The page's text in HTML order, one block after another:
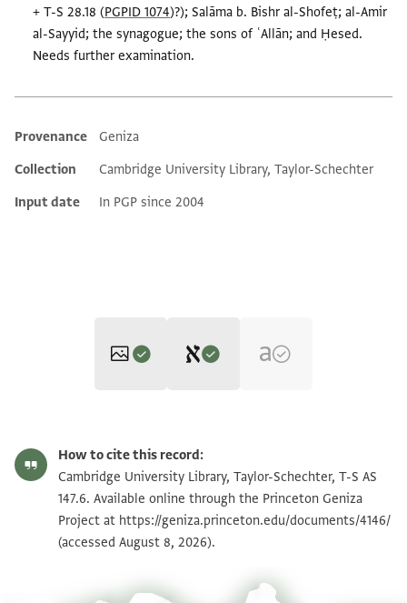
+ T-S 28.18 (PGPID 1074)?); Salāma b. Bishr al-Shofeṭ; al-Amir
al-Sayyid; the synagogue; the sons of ʿAllān; and Ḥesed.
Needs further examination.
Additional metadata
Provenance
Geniza
Collection
Cambridge University Library, Taylor-Schechter
Input date
In PGP since 2004
S. D. Goitein's unpublished edition (1950–85).
Recto
כתאבי אטאל אללה בקא סידי ו[
וסלאמתה ונעמתה ואלחאל סל[אמה
אדע אלמסלה ען מולאי אלחבר [
אגלהא אללה עלי //יד// סידי אבי [
T-S AS 147.6 1v Zoom and Rotate
Verso.
מעהם ומעינא קהל כביר ומצא [
באלשלום ולמא אן וצלנא עאודתה [
שוכר ואסלה אל . . . . . וליס בקי בינ[
Image Permissions Statement
How to cite this record:
Cambridge University Library, Taylor-Schechter, T-S AS
147.6. Available online through the Princeton Geniza
Project at https://geniza.princeton.edu/documents/4146/
(accessed August 8, 2026).